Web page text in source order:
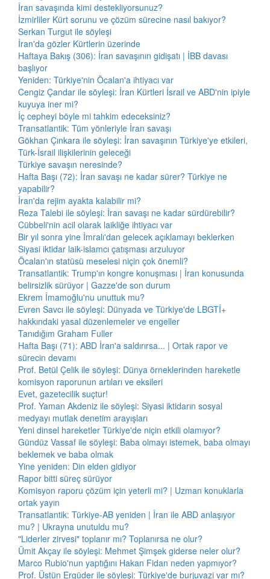
İran savaşında kimi destekliyorsunuz?
İzmirliler Kürt sorunu ve çözüm sürecine nasıl bakıyor?
Serkan Turgut ile söyleşi
İran'da gözler Kürtlerin üzerinde
Haftaya Bakış (306): İran savaşının gidişatı | İBB davası
başlıyor
Yeniden: Türkiye'nin Öcalan'a ihtiyacı var
Cengiz Çandar ile söyleşi: İran Kürtleri İsrail ve ABD'nin ipiyle
kuyuya iner mi?
İç cepheyi böyle mi tahkim edeceksiniz?
Transatlantik: Tüm yönleriyle İran savaşı
Gökhan Çınkara ile söyleşi: İran savaşının Türkiye'ye etkileri,
Türk-İsrail ilişkilerinin geleceği
Türkiye savaşın neresinde?
Hafta Başı (72): İran savaşı ne kadar sürer? Türkiye ne
yapabilir?
İran'da rejim ayakta kalabilir mi?
Reza Talebi ile söyleşi: İran savaşı ne kadar sürdürebilir?
Cübbeli'nin acil olarak laikliğe ihtiyacı var
Bir yıl sonra yine İmralı'dan gelecek açıklamayı beklerken
Siyasi iktidar laik-islamcı çatışması arzuluyor
Öcalan'ın statüsü meselesi niçin çok önemli?
Transatlantik: Trump'ın kongre konuşması | İran konusunda
belirsizlik sürüyor | Gazze'de son durum
Ekrem İmamoğlu'nu unuttuk mu?
Evren Savcı ile söyleşi: Dünyada ve Türkiye'de LBGTİ+
hakkındaki yasal düzenlemeler ve engeller
Tanıdığım Graham Fuller
Hafta Başı (71): ABD İran'a saldırırsa... | Ortak rapor ve
sürecin devamı
Prof. Betül Çelik ile söyleşi: Dünya örneklerinden hareketle
komisyon raporunun artıları ve eksileri
Evet, gazetecilik suçtur!
Prof. Yaman Akdeniz ile söyleşi: Siyasi iktidarın sosyal
medyayı mutlak denetim arayışları
Yeni dinsel hareketler Türkiye'de niçin etkili olamıyor?
Gündüz Vassaf ile söyleşi: Baba olmayı istemek, baba olmayı
beklemek ve baba olmak
Yine yeniden: Din elden gidiyor
Rapor bitti süreç sürüyor
Komisyon raporu çözüm için yeterli mi? | Uzman konuklarla
ortak yayın
Transatlantik: Türkiye-AB yeniden | İran ile ABD anlaşıyor
mu? | Ukrayna unutuldu mu?
"Liderler zirvesi" toplanır mı? Toplanırsa ne olur?
Ümit Akçay ile söyleşi: Mehmet Şimşek giderse neler olur?
Marco Rubio'nun yaptığını Hakan Fidan neden yapmıyor?
Prof. Üstün Ergüder ile söyleşi: Türkiye'de burjuvazi var mı?